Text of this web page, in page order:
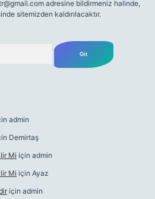
adresine bildirmeniz halinde,
sitemizden kaldırılacaktır.
admin
Demirtaş
Mi için admin
Mi için Ayaz
için admin